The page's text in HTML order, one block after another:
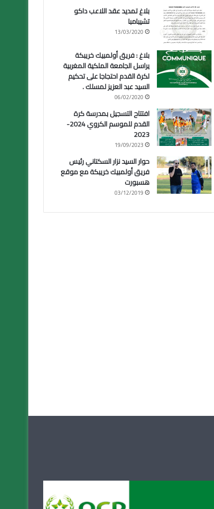
بلاغ تمديد عقد اللاعب داكو
تشيبامبا
13/03/2020
بلاغ : فريق أولمبيك خريبكة
يراسل الجامعة الملكية المغربية
لكرة القدم احتجاجا على تحكيم
السيد عبد العزيز لمسلك .
06/02/2020
افتتاح التسجيل بمدرسة كرة
القدم للموسم الكروي 2024-
2023
19/09/2023
حوار السيد نزار السكتاني رئيس
فريق أولمبيك خريبكة مع موقع
هسبورت
03/12/2019